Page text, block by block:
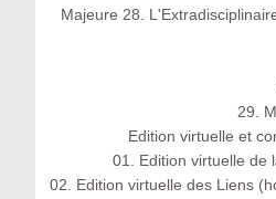
Majeure 28.
29.
Edition virtuelle et
01. Edition virtuelle de
02. Edition virtuelle des Liens